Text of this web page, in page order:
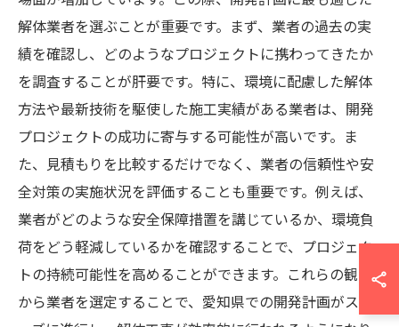
解体業者を選ぶことが重要です。まず、業者の過去の実
績を確認し、どのようなプロジェクトに携わってきたか
を調査することが肝要です。特に、環境に配慮した解体
方法や最新技術を駆使した施工実績がある業者は、開発
プロジェクトの成功に寄与する可能性が高いです。ま
た、見積もりを比較するだけでなく、業者の信頼性や安
全対策の実施状況を評価することも重要です。例えば、
業者がどのような安全保障措置を講じているか、環境負
荷をどう軽減しているかを確認することで、プロジェク
トの持続可能性を高めることができます。これらの観点
から業者を選定することで、愛知県での開発計画がスム